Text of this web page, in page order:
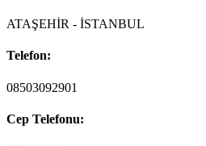
ATAŞEHİR - İSTANBUL
Telefon:
08503092901
Cep Telefonu: